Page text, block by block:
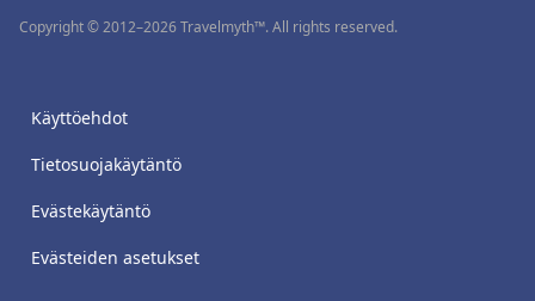
Copyright © 2012–2026 Travelmyth™. All rights reserved.
Käyttöehdot
Tietosuojakäytäntö
Evästekäytäntö
Evästeiden asetukset